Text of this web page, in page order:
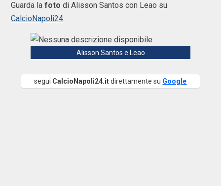
Guarda la foto di Alisson Santos con Leao su
CalcioNapoli24.
Alisson Santos e Leao
segui CalcioNapoli24.itdirettamente su Google